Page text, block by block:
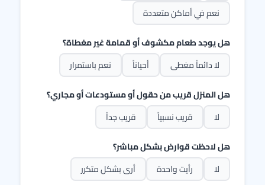
نعم في أماكن متعددة
هل يوجد طعام مكشوف أو قمامة غير مغطاة؟
لا دائماً مغطى
أحياناً
نعم باستمرار
هل المنزل قريب من حقول أو مستودعات أو مجاري؟
لا
قريب نسبياً
قريب جداً
هل لاحظت قوارض بشكل مباشر؟
لا
رأيت واحدة
أرى بشكل متكرر